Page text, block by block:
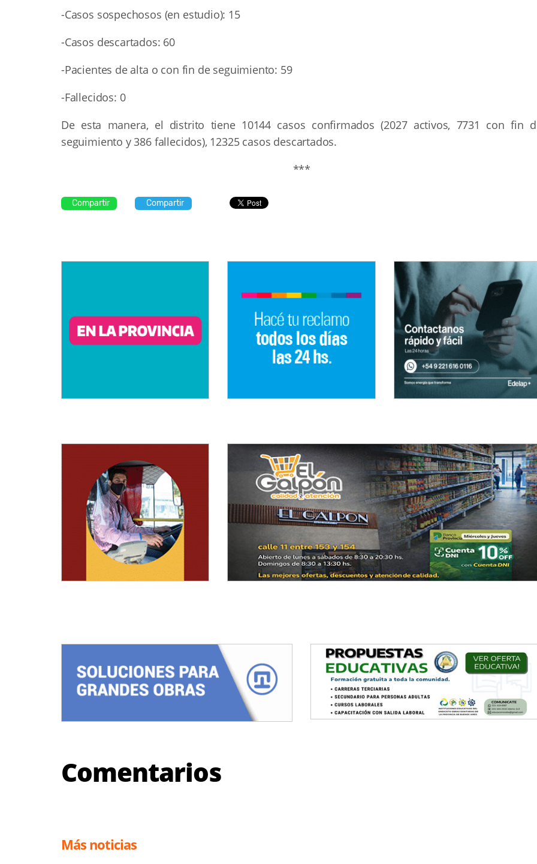
-Casos sospechosos (en estudio): 15
-Casos descartados: 60
-Pacientes de alta o con fin de seguimiento: 59
-Fallecidos: 0
De esta manera, el distrito tiene 10144 casos confirmados (2027 activos, 7731 con fin
seguimiento y 386 fallecidos), 12325 casos descartados.
***
Compartir Compartir
Comentarios
Más noticias